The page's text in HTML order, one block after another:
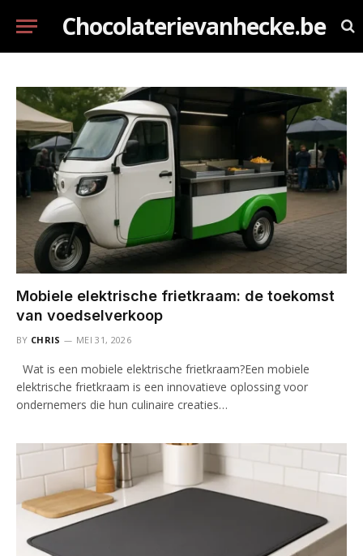
Chocolaterievanhecke.be
Mobiele elektrische frietkraam: de toekomst
van voedselverkoop
BY CHRIS MEI 31, 2026
Wat is een mobiele elektrische frietkraam?Een mobiele
elektrische frietkraam is een innovatieve oplossing voor
ondernemers die hun culinaire creaties…